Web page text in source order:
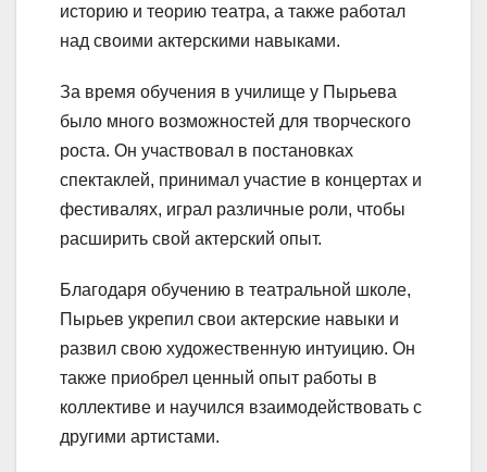
историю и теорию театра, а также работал
над своими актерскими навыками.
За время обучения в училище у Пырьева
было много возможностей для творческого
роста. Он участвовал в постановках
спектаклей, принимал участие в концертах и
фестивалях, играл различные роли, чтобы
расширить свой актерский опыт.
Благодаря обучению в театральной школе,
Пырьев укрепил свои актерские навыки и
развил свою художественную интуицию. Он
также приобрел ценный опыт работы в
коллективе и научился взаимодействовать с
другими артистами.